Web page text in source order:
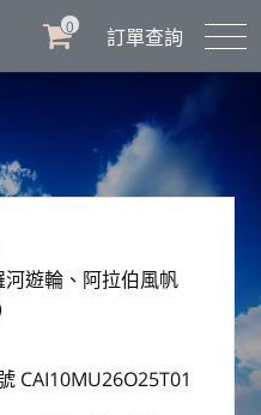
0 訂單查詢
遊輪、阿拉伯風帆
CAI10MU26O25T01